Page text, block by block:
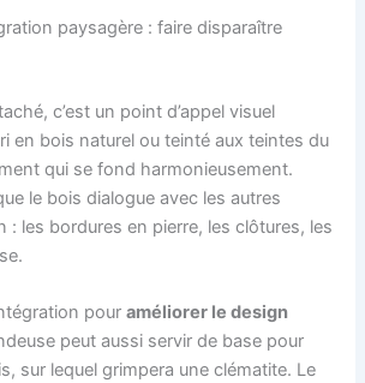
paysagère : faire disparaître
c’est un point d’appel visuel
en bois naturel ou teinté aux teintes du
qui se fond harmonieusement.
le bois dialogue avec les autres
: les bordures en pierre, les clôtures, les
pouraméliorer le design
peut aussi servir de base pour
sur lequel grimpera une clématite. Le